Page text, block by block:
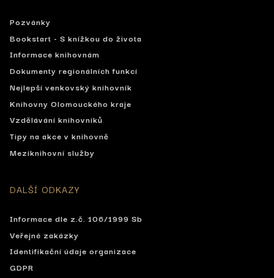
Pozvánky
Bookstart - S knížkou do života
Informace knihovnám
Dokumenty regionálních funkcí
Nejlepší venkovský knihovník
Knihovny Olomouckého kraje
Vzdělávání knihovníků
Tipy na akce v knihovně
Meziknihovní služby
DALŠÍ ODKAZY
Informace dle z.č. 106/1999 Sb
Veřejné zakázky
Identifikační údaje organizace
GDPR